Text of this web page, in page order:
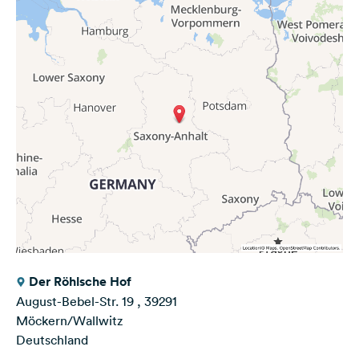
Der Röhlsche Hof
August-Bebel-Str. 19 , 39291
Möckern/Wallwitz
Deutschland